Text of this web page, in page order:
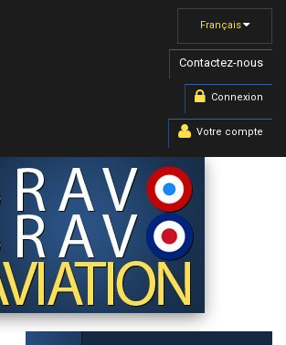
Français
Contactez-nous
Connexion
Votre compte